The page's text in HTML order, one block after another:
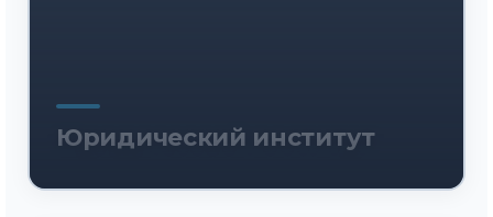
Юридический институт